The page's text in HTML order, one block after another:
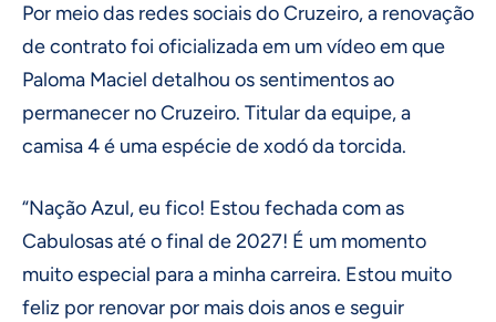
Por meio das redes sociais do Cruzeiro, a renovação
de contrato foi oficializada em um vídeo em que
Paloma Maciel detalhou os sentimentos ao
permanecer no Cruzeiro. Titular da equipe, a
camisa 4 é uma espécie de xodó da torcida.
“Nação Azul, eu fico! Estou fechada com as
Cabulosas até o final de 2027! É um momento
muito especial para a minha carreira. Estou muito
feliz por renovar por mais dois anos e seguir